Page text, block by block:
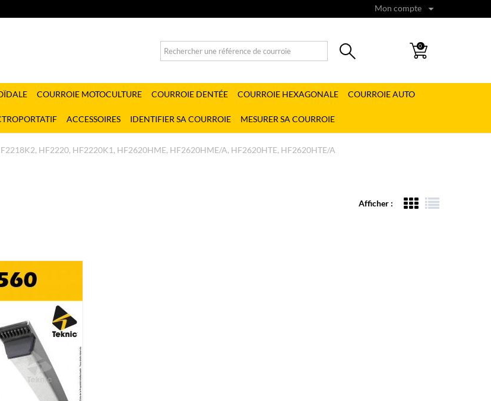
Mon compte
0
COURROIE MOTOCULTURE COURROIE DENTÉE COURROIE HEXAGONALE COURROIE AUTO
ACCESSOIRES IDENTIFIER SA COURROIE MESURER SA COURROIE
HF2220, HF2220K1, HF2620HME, HF2620HME/A, HF2620HTE, HF2620HTE/A
Afficher :